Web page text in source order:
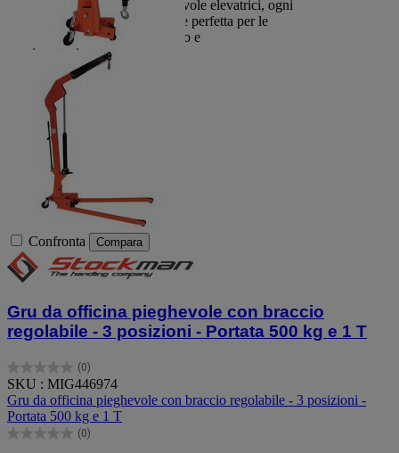
disponibili, dalle gru a U alle tavole elevatrici, ogni
azienda può trovare la soluzione perfetta per le
proprie esigenze di sollevamento e
movimentazione.
Confronta Compara
Gru da officina pieghevole con braccio
regolabile - 3 posizioni - Portata 500 kg e 1 T
(0)
0.0
su
5
stelle.
SKU : MIG446974
Gru da officina pieghevole con braccio regolabile - 3 posizioni -
Portata 500 kg e 1 T
(0)
0.0